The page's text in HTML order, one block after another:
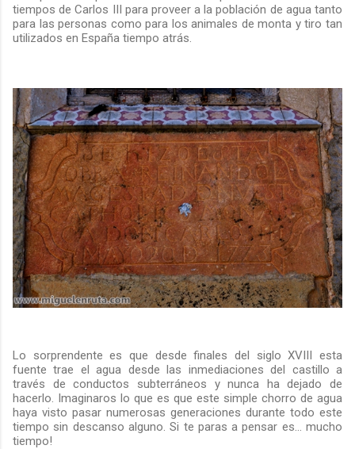
tiempos de Carlos III para proveer a la población de agua tanto
para las personas como para los animales de monta y tiro tan
utilizados en España tiempo atrás.
Lo sorprendente es que desde finales del siglo XVIII esta
fuente trae el agua desde las inmediaciones del castillo a
través de conductos subterráneos y nunca ha dejado de
hacerlo. Imaginaros lo que es que este simple chorro de agua
haya visto pasar numerosas generaciones durante todo este
tiempo sin descanso alguno. Si te paras a pensar es... mucho
tiempo!